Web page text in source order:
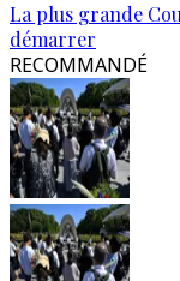
La plus grande
démarrer
RECOMMANDÉ